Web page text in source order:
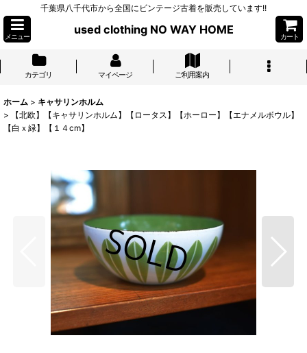
千葉県八千代市から全国にビンテージ古着を販売しています!!
メニュー
used clothing NO WAY HOME
カート
カテゴリ マイページ ご利用案内
ホーム > キャサリンホルム
>
【北欧】【キャサリンホルム】【ロータス】【ホーロー】【エナメルボウル】
【白ｘ緑】【１４cm】